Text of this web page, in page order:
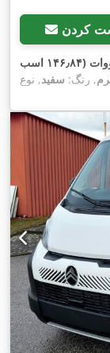
کردن
۱۰۸ کیلووات (۱۴۶٫۸۴ اسب
, رنگ: سفید, نوع
بارگیری:۲٬۱۰۰
تجهیزات:اِی‌بی‌اِس‎, برنامه پایداری الکترونیکی (ESP), تهویه
دوده, قفل مرکزی